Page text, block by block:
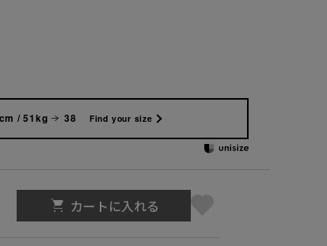
/ 51kg 38 Find your size
カートに入れる